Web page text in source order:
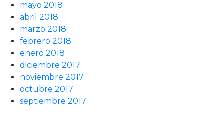
mayo 2018
abril 2018
marzo 2018
febrero 2018
enero 2018
diciembre 2017
noviembre 2017
octubre 2017
septiembre 2017